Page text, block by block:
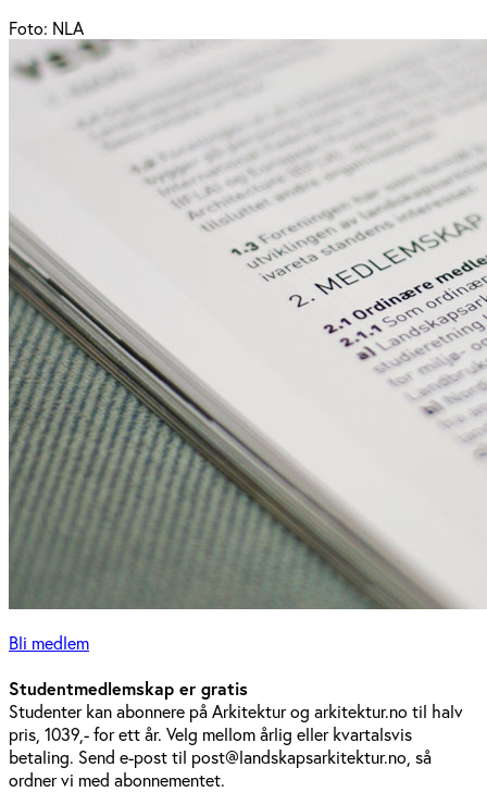
Foto: NLA
Bli medlem
Studentmedlemskap er gratis
Studenter kan abonnere på Arkitektur og arkitektur.no til halv
pris, 1039,- for ett år. Velg mellom årlig eller kvartalsvis
betaling. Send e-post til post@landskapsarkitektur.no, så
ordner vi med abonnementet.